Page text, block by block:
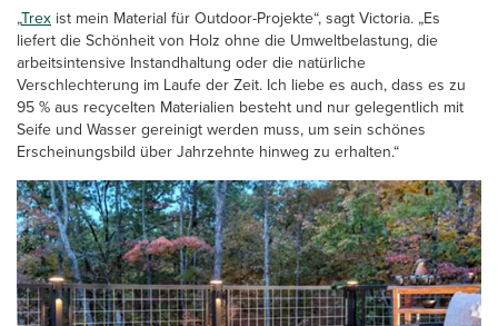
„Trex ist mein Material für Outdoor-Projekte“, sagt Victoria. „Es
liefert die Schönheit von Holz ohne die Umweltbelastung, die
arbeitsintensive Instandhaltung oder die natürliche
Verschlechterung im Laufe der Zeit. Ich liebe es auch, dass es zu
95 % aus recycelten Materialien besteht und nur gelegentlich mit
Seife und Wasser gereinigt werden muss, um sein schönes
Erscheinungsbild über Jahrzehnte hinweg zu erhalten.“